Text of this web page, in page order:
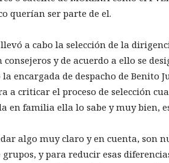
querían ser parte de el.
a cabo la selección de la
consejeros y de acuerdo a ello se
encargada de despacho de Benito
a criticar el proceso de selección
en familia ella lo sabe y muy bien,
algo muy claro y en cuenta, son
y para reducir esas